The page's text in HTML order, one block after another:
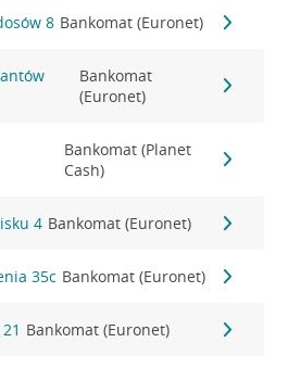
8 Bankomat (Euronet)
Bankomat
(Euronet)
Bankomat (Planet
Cash)
4 Bankomat (Euronet)
35c Bankomat (Euronet)
Bankomat (Euronet)